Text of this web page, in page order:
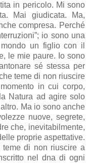
in pericolo. Mi sono
Mai giudicata. Ma,
compresa. Perché
io sono una
un figlio con il
le mie paure. Io sono
sé stessa per
teme di non riuscire
in cui corpo,
Natura ad agire solo
Ma io sono anche
nuove, segrete,
che, inevitabilmente,
proprie aspettative.
teme di non riuscire a
nel dna di ogni